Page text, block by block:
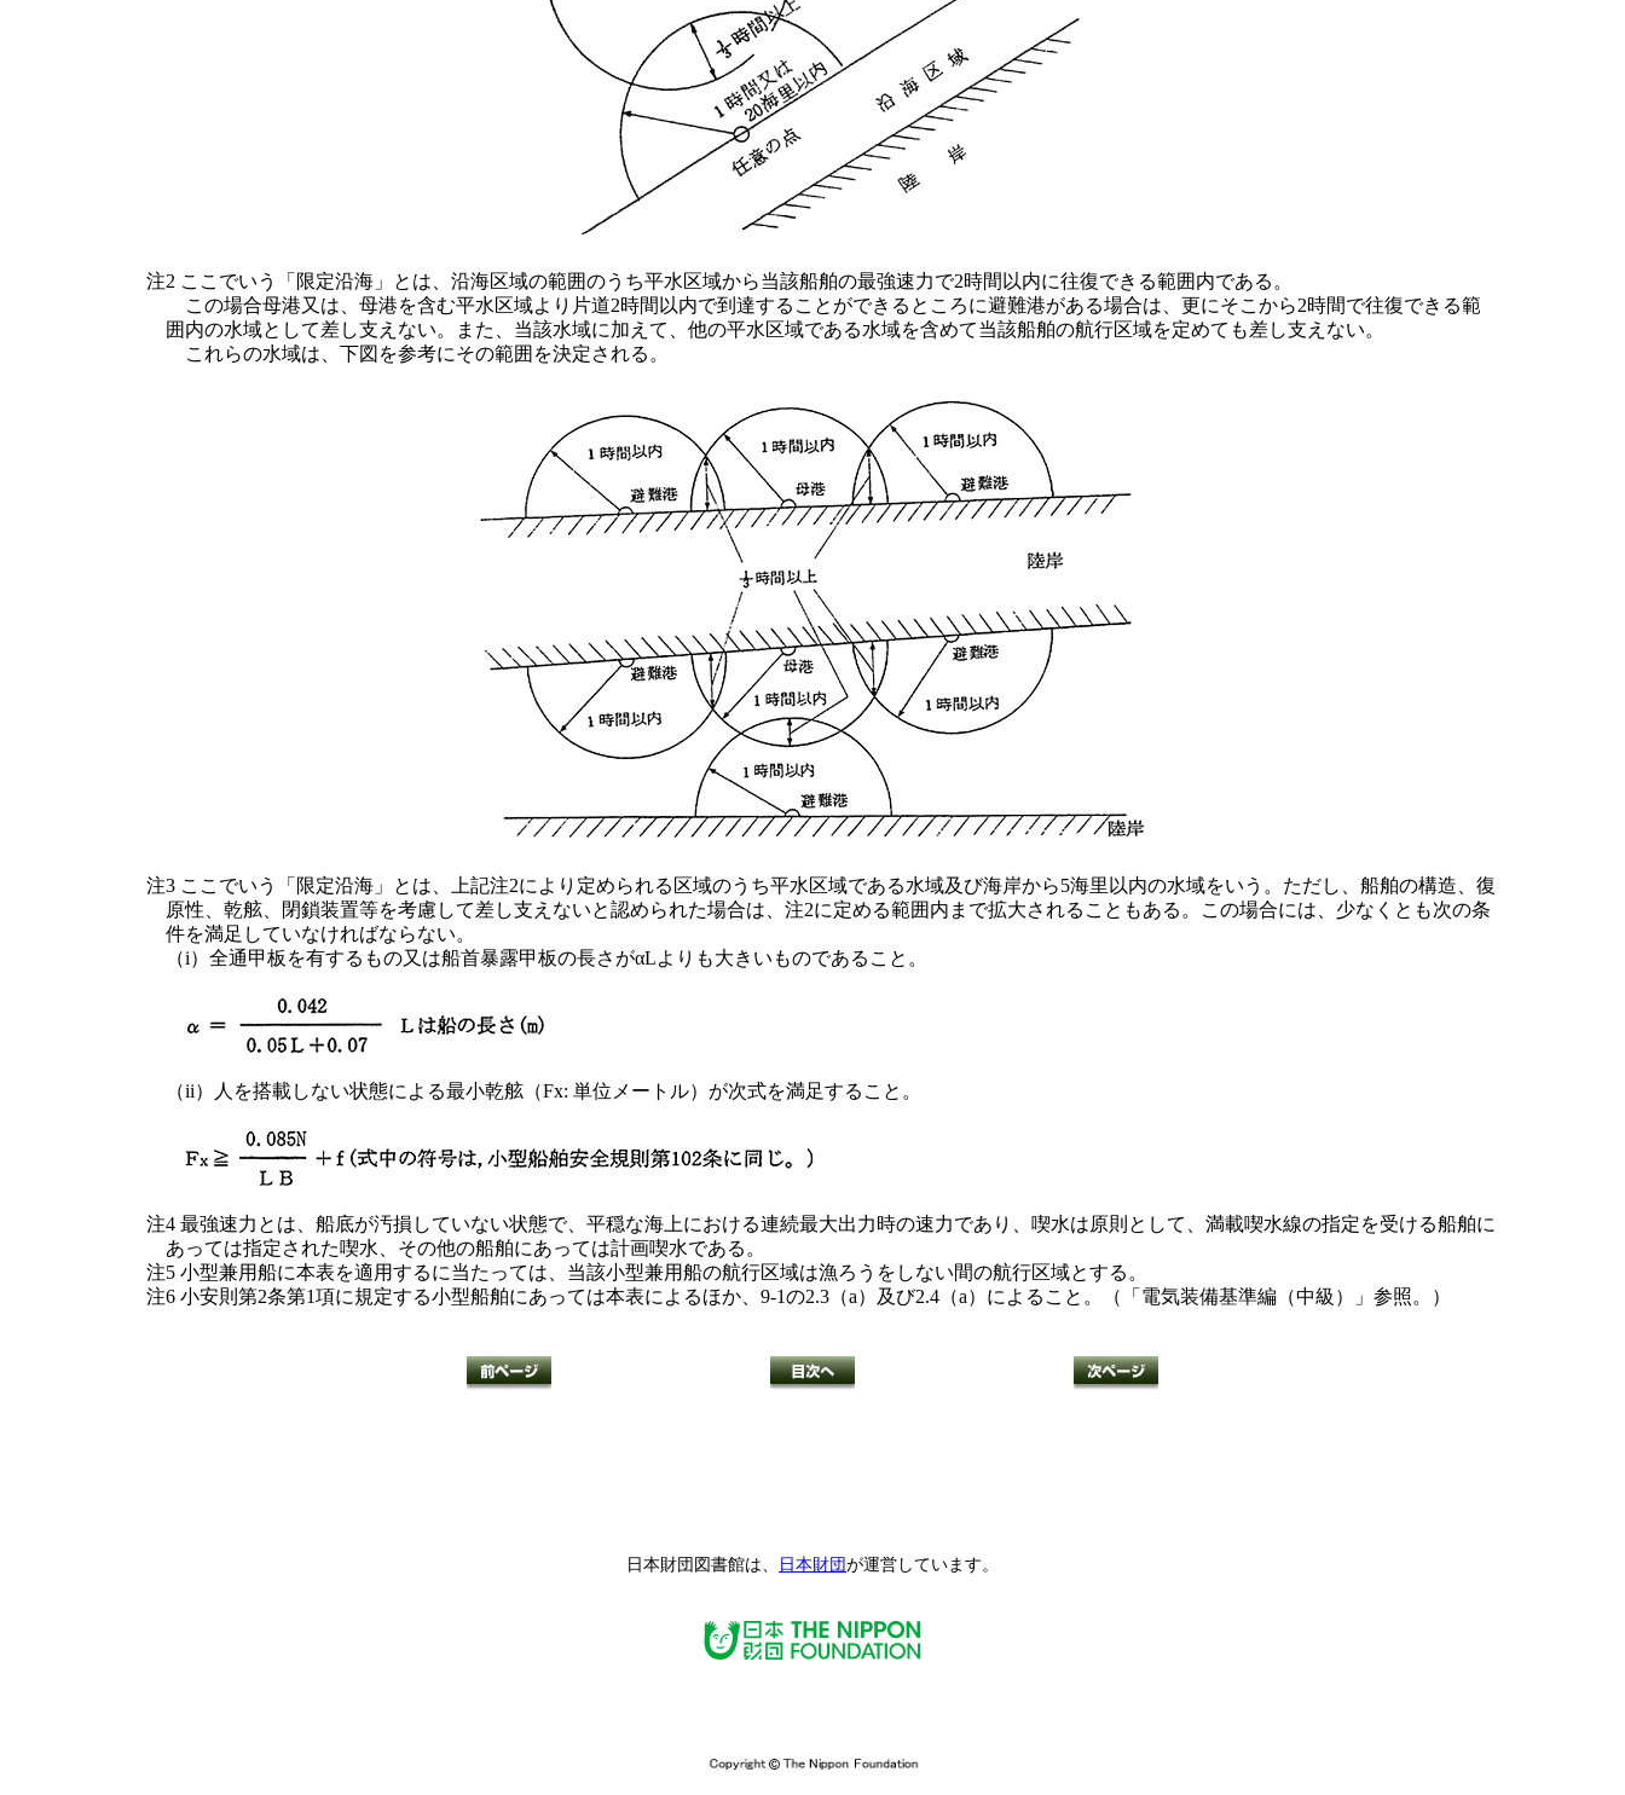
注2 ここでいう「限定沿海」とは、沿海区域の範囲のうち平水区域から当該船舶の最強速力で2時間以内に往復できる範囲内である。
この場合母港又は、母港を含む平水区域より片道2時間以内で到達することができるところに避難港がある場合は、更にそこから2時間で往復できる範
囲内の水域として差し支えない。また、当該水域に加えて、他の平水区域である水域を含めて当該船舶の航行区域を定めても差し支えない。
これらの水域は、下図を参考にその範囲を決定される。
注3 ここでいう「限定沿海」とは、上記注2により定められる区域のうち平水区域である水域及び海岸から5海里以内の水域をいう。ただし、船舶の構造、復
原性、乾舷、閉鎖装置等を考慮して差し支えないと認められた場合は、注2に定める範囲内まで拡大されることもある。この場合には、少なくとも次の条
件を満足していなければならない。
（i）全通甲板を有するもの又は船首暴露甲板の長さがαLよりも大きいものであること。
（ii）人を搭載しない状態による最小乾舷（Fx: 単位メートル）が次式を満足すること。
注4 最強速力とは、船底が汚損していない状態で、平穏な海上における連続最大出力時の速力であり、喫水は原則として、満載喫水線の指定を受ける船舶に
あっては指定された喫水、その他の船舶にあっては計画喫水である。
注5 小型兼用船に本表を適用するに当たっては、当該小型兼用船の航行区域は漁ろうをしない間の航行区域とする。
注6 小安則第2条第1項に規定する小型船舶にあっては本表によるほか、9-1の2.3（a）及び2.4（a）によること。（「電気装備基準編（中級）」参照。）
日本財団図書館は、 日本財団が運営しています。